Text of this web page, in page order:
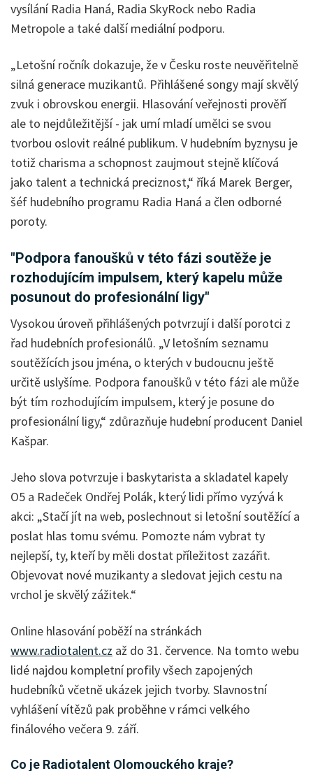
vysílání Radia Haná, Radia SkyRock nebo Radia
Metropole a také další mediální podporu.
„Letošní ročník dokazuje, že v Česku roste neuvěřitelně
silná generace muzikantů. Přihlášené songy mají skvělý
zvuk i obrovskou energii. Hlasování veřejnosti prověří
ale to nejdůležitější - jak umí mladí umělci se svou
tvorbou oslovit reálné publikum. V hudebním byznysu je
totiž charisma a schopnost zaujmout stejně klíčová
jako talent a technická preciznost,“ říká Marek Berger,
šéf hudebního programu Radia Haná a člen odborné
poroty.
"Podpora fanoušků v této fázi soutěže je
rozhodujícím impulsem, který kapelu může
posunout do profesionální ligy"
Vysokou úroveň přihlášených potvrzují i další porotci z
řad hudebních profesionálů. „V letošním seznamu
soutěžících jsou jména, o kterých v budoucnu ještě
určitě uslyšíme. Podpora fanoušků v této fázi ale může
být tím rozhodujícím impulsem, který je posune do
profesionální ligy,“ zdůrazňuje hudební producent Daniel
Kašpar.
Jeho slova potvrzuje i baskytarista a skladatel kapely
O5 a Radeček Ondřej Polák, který lidi přímo vyzývá k
akci: „Stačí jít na web, poslechnout si letošní soutěžící a
poslat hlas tomu svému. Pomozte nám vybrat ty
nejlepší, ty, kteří by měli dostat příležitost zazářit.
Objevovat nové muzikanty a sledovat jejich cestu na
vrchol je skvělý zážitek.“
Online hlasování poběží na stránkách
www.radiotalent.cz až do 31. července. Na tomto webu
lidé najdou kompletní profily všech zapojených
hudebníků včetně ukázek jejich tvorby. Slavnostní
vyhlášení vítězů pak proběhne v rámci velkého
finálového večera 9. září.
Co je Radiotalent Olomouckého kraje?